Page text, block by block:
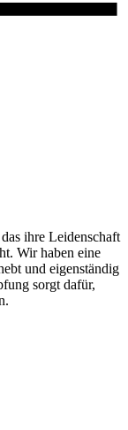
ihre Leidenschaft
Wir haben eine
und eigenständig
sorgt dafür,